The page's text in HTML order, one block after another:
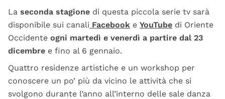
La seconda stagione di questa piccola serie tv sarà
disponibile sui canali Facebook e YouTube di Oriente
Occidente ogni martedì e venerdì a partire dal 23
dicembre e fino al 6 gennaio.
Quattro residenze artistiche e un workshop per
conoscere un po’ più da vicino le attività che si
svolgono durante l’anno all’interno delle sale danza